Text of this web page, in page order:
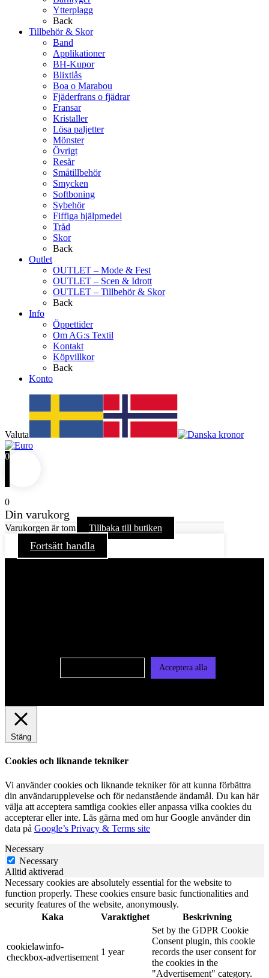
Ytterplagg
Back
Tillbehör & Skor
Band
Applikationer
BH-Kupor
Blixtlås
Boa o Marabou
Fjäderfrans o fjädrar
Fransar
Kristaller
Lösa paljetter
Mönster
Övrigt
Resår
Småtillbehör
Smycken
Softboning
Sybehör
Fiffiga hjälpmedel
Tråd
Skor
Back
Outlet
OUTLET – Mode & Fest
OUTLET – Scen & Idrott
OUTLET – Tillbehör & Skor
Back
Info
Öppettider
Om AG:s Textil
Kontakt
Köpvillkor
Back
Konto
Valuta
0
0
Din varukorg
Varukorgen är tom Tillbaka till butiken
Fortsätt handla
Acceptera alla
Stäng
Cookies och liknande tekniker
Vi använder cookies och liknande tekniker för att kunna förbättra
din användarupplevelse och för nedanstående ändamål. Du kan här
välja att acceptera samtliga cookies eller anpassa vilka cookies du
accepterar eller inte. Läs gärna med om hur Google använder din
data på Google’s Privacy & Terms site
Necessary
Necessary
Alltid aktiverad
Necessary cookies are absolutely essential for the website to
function properly. These cookies ensure basic functionalities and
security features of the website, anonymously.
Kaka
Varaktighet Beskrivning
cookielawinfo-
checkbox-advertisement
1 year
Set by the GDPR Cookie
Consent plugin, this cookie
records the user consent for
the cookies in the
"Advertisement" category.